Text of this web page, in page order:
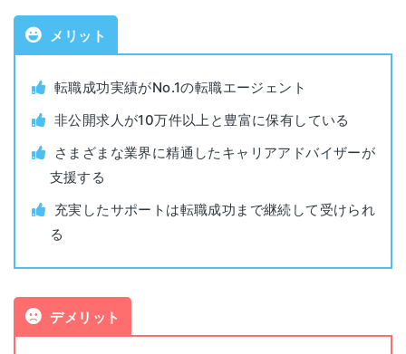
対象年代 年齢制限なし
利用料金 無料
公開求人数 729,692件（2026年1月時点）
書類添削
宇都宮
宮みらいスクエア 2F
北海道
アスティ45ビル 10階
仙台トラストタワー 11F
リファーレ 10F
新潟県新潟市中央区東大通1-3-10
メリット
転職成功実績がNo.1の転職エージェント
非公開求人が10万件以上と豊富に保有している
さまざまな業界に精通したキャリアアドバイザーが
支援する
充実したサポートは転職成功まで継続して受けられ
る
デメリット